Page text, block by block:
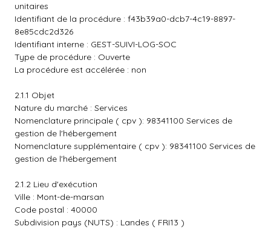
unitaires
Identifiant de la procédure : f43b39a0-dcb7-4c19-8897-
8e85cdc2d326
Identifiant interne : GEST-SUIVI-LOG-SOC
Type de procédure : Ouverte
La procédure est accélérée : non
2.1.1 Objet
Nature du marché : Services
Nomenclature principale ( cpv ): 98341100 Services de
gestion de l'hébergement
Nomenclature supplémentaire ( cpv ): 98341100 Services de
gestion de l'hébergement
2.1.2 Lieu d'exécution
Ville : Mont-de-marsan
Code postal : 40000
Subdivision pays (NUTS) : Landes ( FRI13 )